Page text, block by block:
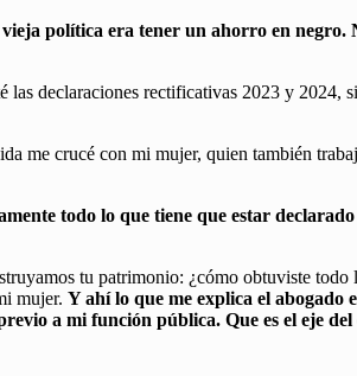
política era tener un ahorro en
declaraciones rectificativas 2023 y
me crucé con mi mujer, quien también
todo lo que tiene que estar
tu patrimonio: ¿cómo obtuviste
mujer. Y ahí lo que me explica el abogado
a mi función pública. Que es el eje